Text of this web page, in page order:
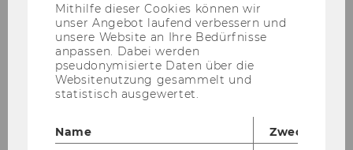
Karina Pekarek-Kostka
Luis Diego Peña Monge
David Preinerstorfer
Luna Rigby
Mithilfe dieser Cookies können wir
unser Angebot laufend verbessern und
unsere Website an Ihre Bedürfnisse
anpassen. Dabei werden
pseudonymisierte Daten über die
Websitenutzung gesammelt und
statistisch ausgewertet.
Name
Zweck